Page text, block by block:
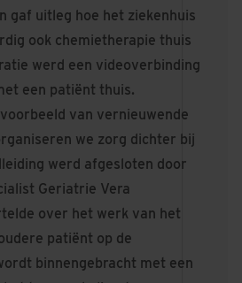
gaf uitleg hoe het ziekenhuis
ook chemietherapie thuis
werd een videoverbinding
een patiënt thuis.
van vernieuwende
we zorg dichter bij
werd afgesloten door
Geriatrie Vera
over het werk van het
patiënt op de
binnengebracht met een